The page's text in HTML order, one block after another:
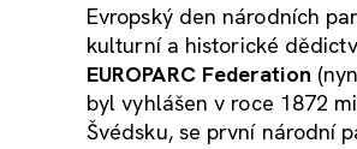
Evropský den národních
kulturní a historické
EUROPARC Federation
byl vyhlášen v roce 1872
Švédsku, se první národní